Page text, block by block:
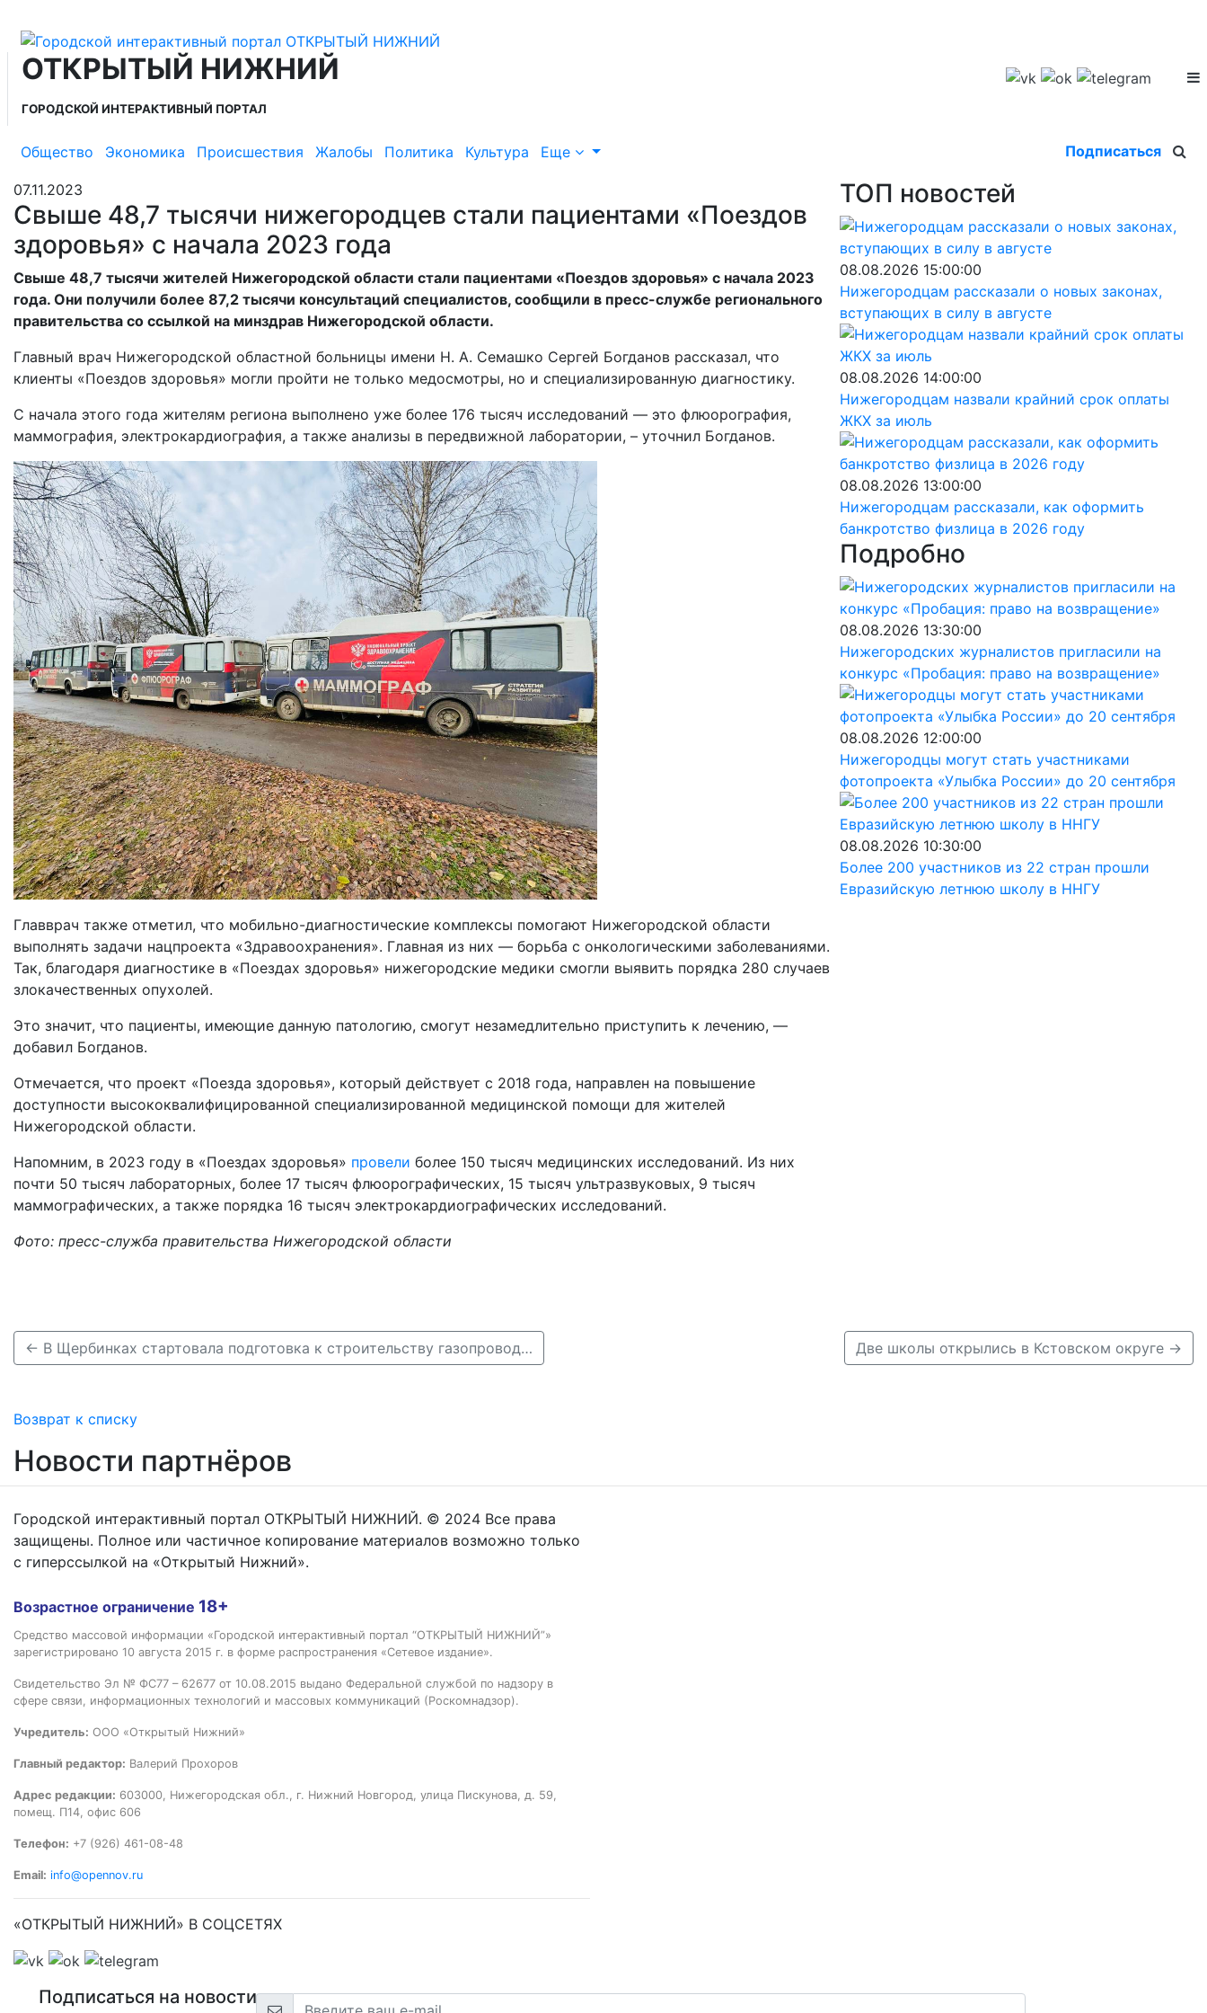
ОТКРЫТЫЙ НИЖНИЙ
ГОРОДСКОЙ ИНТЕРАКТИВНЫЙ ПОРТАЛ
Общество Экономика Происшествия Жалобы Политика Культура Еще Подписаться
07.11.2023
Свыше 48,7 тысячи нижегородцев стали пациентами «Поездов
здоровья» с начала 2023 года
Свыше 48,7 тысячи жителей Нижегородской области стали пациентами «Поездов здоровья» с начала 2023
года. Они получили более 87,2 тысячи консультаций специалистов, сообщили в пресс-службе регионального
правительства со ссылкой на минздрав Нижегородской области.
Главный врач Нижегородской областной больницы имени Н. А. Семашко Сергей Богданов рассказал, что
клиенты «Поездов здоровья» могли пройти не только медосмотры, но и специализированную диагностику.
С начала этого года жителям региона выполнено уже более 176 тысяч исследований — это флюорография,
маммография, электрокардиография, а также анализы в передвижной лаборатории, – уточнил Богданов.
Главврач также отметил, что мобильно-диагностические комплексы помогают Нижегородской области
выполнять задачи нацпроекта «Здравоохранения». Главная из них — борьба с онкологическими заболеваниями.
Так, благодаря диагностике в «Поездах здоровья» нижегородские медики смогли выявить порядка 280 случаев
злокачественных опухолей.
Это значит, что пациенты, имеющие данную патологию, смогут незамедлительно приступить к лечению, —
добавил Богданов.
Отмечается, что проект «Поезда здоровья», который действует с 2018 года, направлен на повышение
доступности высококвалифицированной специализированной медицинской помощи для жителей
Нижегородской области.
Напомним, в 2023 году в «Поездах здоровья» провели более 150 тысяч медицинских исследований. Из них
почти 50 тысяч лабораторных, более 17 тысяч флюорографических, 15 тысяч ультразвуковых, 9 тысяч
маммографических, а также порядка 16 тысяч электрокардиографических исследований.
Фото: пресс-служба правительства Нижегородской области
ТОП новостей
08.08.2026 15:00:00
Нижегородцам рассказали о новых законах,
вступающих в силу в августе
08.08.2026 14:00:00
Нижегородцам назвали крайний срок оплаты
ЖКХ за июль
08.08.2026 13:00:00
Нижегородцам рассказали, как оформить
банкротство физлица в 2026 году
Подробно
08.08.2026 13:30:00
Нижегородских журналистов пригласили на
конкурс «Пробация: право на возвращение»
08.08.2026 12:00:00
Нижегородцы могут стать участниками
фотопроекта «Улыбка России» до 20 сентября
08.08.2026 10:30:00
Более 200 участников из 22 стран прошли
Евразийскую летнюю школу в ННГУ
← В Щербинках стартовала подготовка к строительству газопровода в деревне Ольгино Две школы открылись в Кстовском округе →
Возврат к списку
Новости партнёров
Городской интерактивный портал ОТКРЫТЫЙ НИЖНИЙ. © 2024 Все права
защищены. Полное или частичное копирование материалов возможно только
с гиперссылкой на «Открытый Нижний».
Возрастное ограничение 18+
Средство массовой информации «Городской интерактивный портал “ОТКРЫТЫЙ НИЖНИЙ”»
зарегистрировано 10 августа 2015 г. в форме распространения «Сетевое издание».
Свидетельство Эл № ФС77 – 62677 от 10.08.2015 выдано Федеральной службой по надзору в
сфере связи, информационных технологий и массовых коммуникаций (Роскомнадзор).
Учредитель: ООО «Открытый Нижний»
Главный редактор: Валерий Прохоров
Адрес редакции: 603000, Нижегородская обл., г. Нижний Новгород, улица Пискунова, д. 59,
помещ. П14, офис 606
Телефон: +7 (926) 461-08-48
Email: info@opennov.ru
«ОТКРЫТЫЙ НИЖНИЙ» В СОЦСЕТЯХ
Подписаться на новости